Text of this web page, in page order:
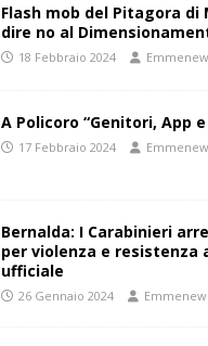
Flash mob del Pitagora di
dire no al
18 Febbraio 2024
A Policoro “Genitori, App
17 Febbraio 2024
Bernalda: I Carabinieri
per violenza e resistenza
ufficiale
26 Gennaio 2024